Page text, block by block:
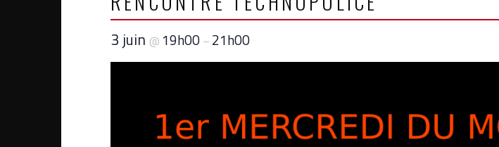
3 juin @ 19h00 – 21h00